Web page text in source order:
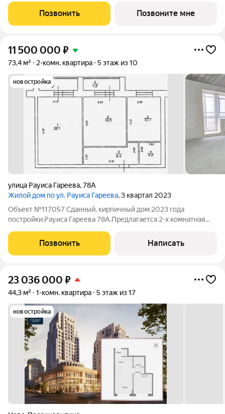
кухонную зону. Номер квартиры - 425 Московский это
идеальное сочетание
Позвонить Позвоните мне
11 500 000 ₽
73,4 м² 2-комн. квартира 5 этаж из 10
новостройка
улица Рауиса Гареева,78А
Жилой дом по ул. Рауиса Гареева, 3 квартал 2023
Объект №117057 Сданный, кирпичный дом 2023 года
постройки.Рауиса Гареева 78А.Предлагается 2-х комнатная
года постройки с огороженной территорией и
видеонаблюдением. Всегда есть места для
Позвонить Написать
23 036 000 ₽
44,3 м² 1-комн. квартира 5 этаж из 17
новостройка